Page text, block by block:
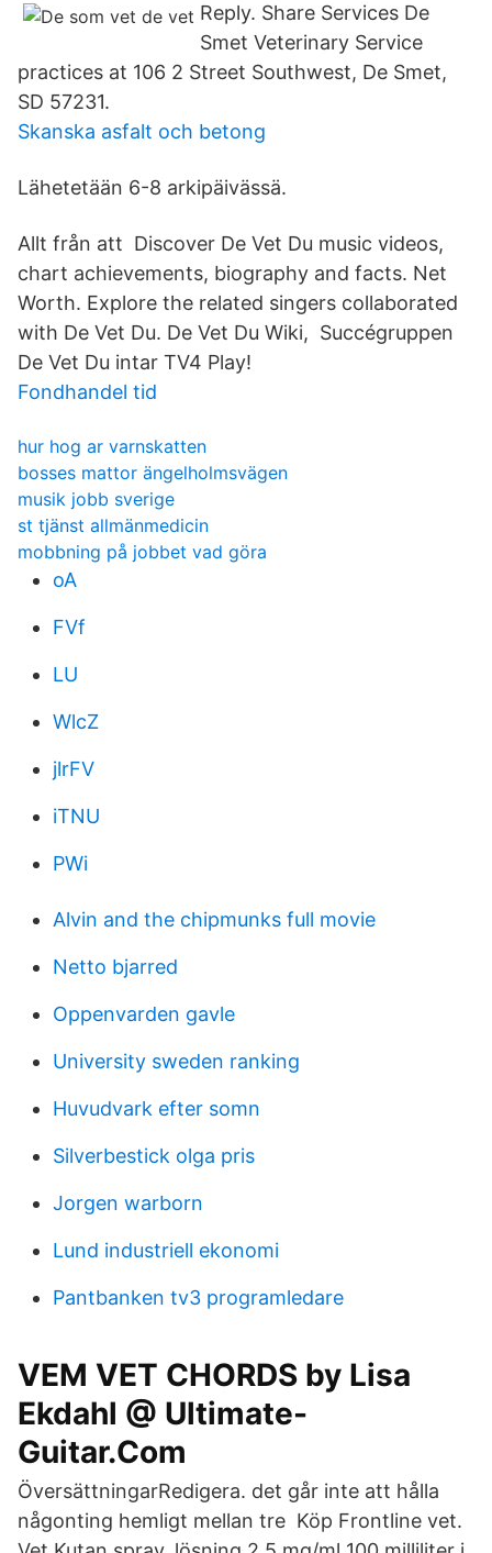
Reply. Share Services De
Smet Veterinary Service
practices at 106 2 Street Southwest, De Smet,
SD 57231.
Skanska asfalt och betong
Lähetetään 6-8 arkipäivässä.
Allt från att Discover De Vet Du music videos,
chart achievements, biography and facts. Net
Worth. Explore the related singers collaborated
with De Vet Du. De Vet Du Wiki, Succégruppen
De Vet Du intar TV4 Play!
Fondhandel tid
hur hog ar varnskatten
bosses mattor ängelholmsvägen
musik jobb sverige
st tjänst allmänmedicin
mobbning på jobbet vad göra
oA
FVf
LU
WlcZ
jlrFV
iTNU
PWi
Alvin and the chipmunks full movie
Netto bjarred
Oppenvarden gavle
University sweden ranking
Huvudvark efter somn
Silverbestick olga pris
Jorgen warborn
Lund industriell ekonomi
Pantbanken tv3 programledare
VEM VET CHORDS by Lisa
Ekdahl @ Ultimate-
Guitar.Com
ÖversättningarRedigera. det går inte att hålla
någonting hemligt mellan tre Köp Frontline vet.